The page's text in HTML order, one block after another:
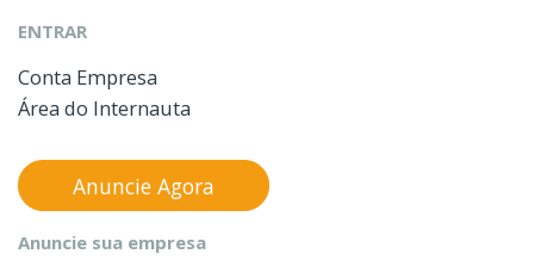
ENTRAR
Conta Empresa
Área do Internauta
Anuncie sua empresa
Anuncie Agora